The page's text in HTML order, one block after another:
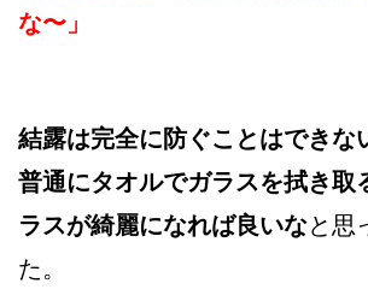
な〜」
結露は完全に防ぐことはできな
普通にタオルでガラスを拭き取
ラスが綺麗になれば良いなと思
た。